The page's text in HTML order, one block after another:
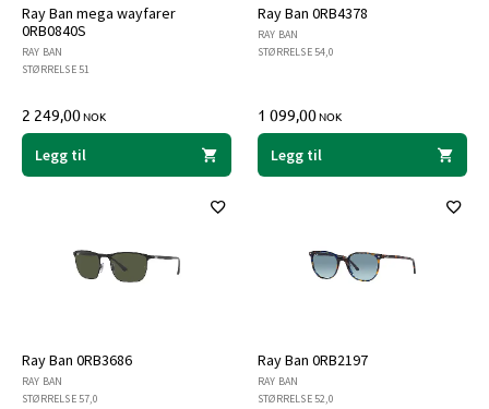
Ray Ban mega wayfarer
0RB0840S
RAY BAN
STØRRELSE 51
2 249,00NOK
Legg til
Ray Ban 0RB4378
RAY BAN
STØRRELSE 54,0
1 099,00NOK
Legg til
Ray Ban 0RB3686
RAY BAN
STØRRELSE 57,0
Ray Ban 0RB2197
RAY BAN
STØRRELSE 52,0